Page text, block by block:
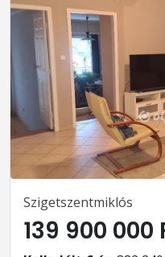
Szigetszentmiklós
139 900 000